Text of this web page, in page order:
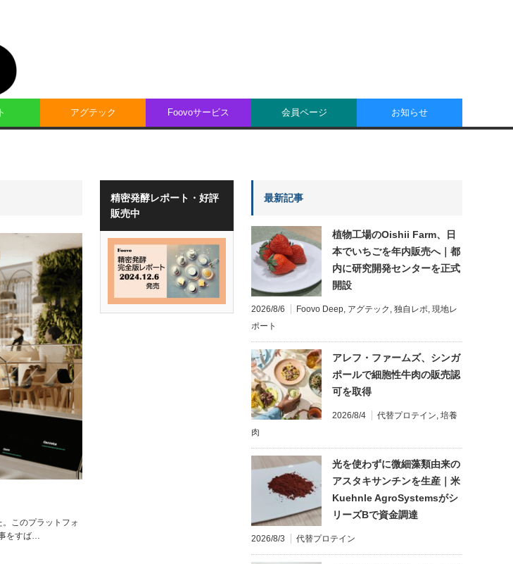
アグテック Foovoサービス 会員ページ お知らせ
このプラットフォ
をすば…
精密発酵レポート・好評
販売中
最新記事
植物工場のOishii Farm、日
本でいちごを年内販売へ｜都
内に研究開発センターを正式
開設
2026/8/6 Foovo Deep, アグテック , 独自レポ, 現地レ
ポート
アレフ・ファームズ、シンガ
ポールで細胞性牛肉の販売認
可を取得
2026/8/4 代替プロテイン, 培養
肉
光を使わずに微細藻類由来の
アスタキサンチンを生産｜米
Kuehnle AgroSystemsがシ
リーズBで資金調達
2026/8/3 代替プロテイン